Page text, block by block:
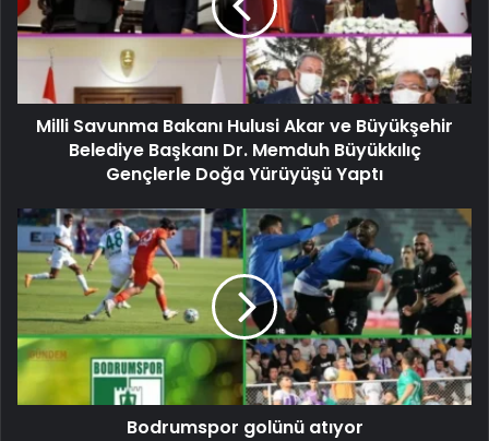
Milli Savunma Bakanı Hulusi Akar ve Büyükşehir
Belediye Başkanı Dr. Memduh Büyükkılıç
Gençlerle Doğa Yürüyüşü Yaptı
Bodrumspor golünü atıyor